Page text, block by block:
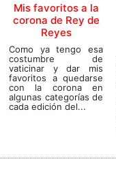
Mis favoritos a la
corona de Rey de
Reyes
Como ya tengo esa
costumbre de
vaticinar y dar mis
favoritos a quedarse
con la corona en
algunas categorías de
cada edición del...